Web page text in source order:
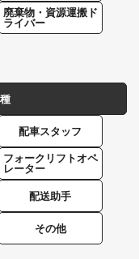
廃棄物・資源運搬ド
ライバー
配車スタッフ
フォークリフトオペ
レーター
配送助手
その他